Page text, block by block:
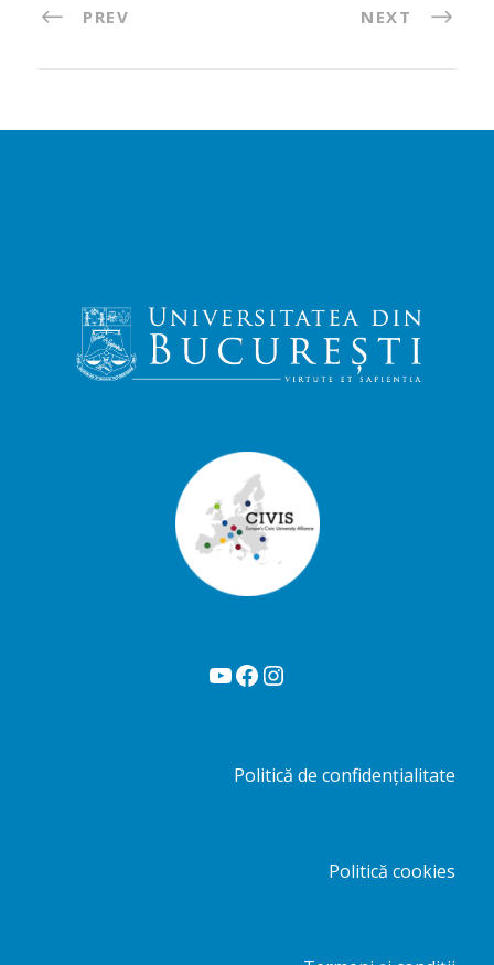
PREV NEXT
YouTube Facebook Instagram
Politică de confidențialitate
Politică cookies